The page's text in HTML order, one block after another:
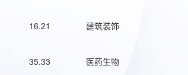
16.21 建筑装饰
35.33 医药生物